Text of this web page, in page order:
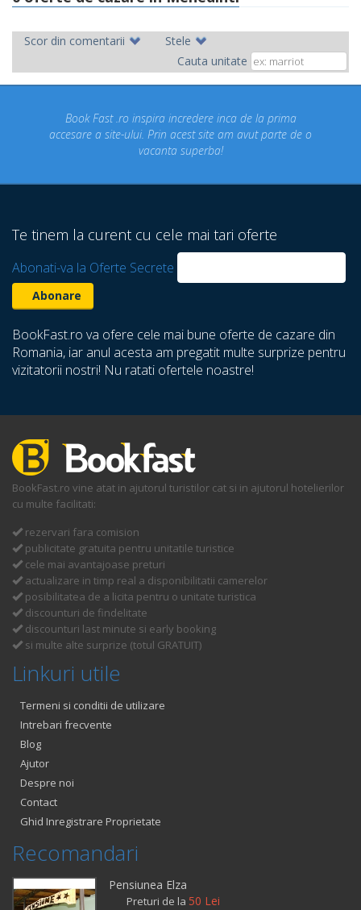
Scor din comentarii
Stele
Cauta unitate
Fast .ro inspira incredere inca de la prima
a site-ului. Prin acest site am avut parte de o
vacanta superba!
Te tinem la curent cu cele mai tari oferte
Abonati-va la Oferte Secrete
BookFast.ro va ofere cele mai bune oferte de cazare din
Romania, iar anul acesta am pregatit multe surprize pentru
vizitatorii nostri! Nu ratati ofertele noastre!
BookFast.ro vine atat in ajutorul turistilor cat si in ajutorul hotelierilor
cu multe facilitati:
rezervari fara comision
publicitate gratuita pentru unitatile turistice
cele mai avantajoase preturi
actualizare in timp real a disponibilitatii camerelor
posibilitatea de a licita pentru o unitate turistica
discounturi de findelitate
discounturi last minute si early booking
si multe alte surprize (totul GRATUIT)
Linkuri utile
Termeni si conditii de utilizare
Intrebari frecvente
Blog
Ajutor
Despre noi
Contact
Ghid Inregistrare Proprietate
Recomandari
Pensiunea Elza
Preturi de la 50 Lei